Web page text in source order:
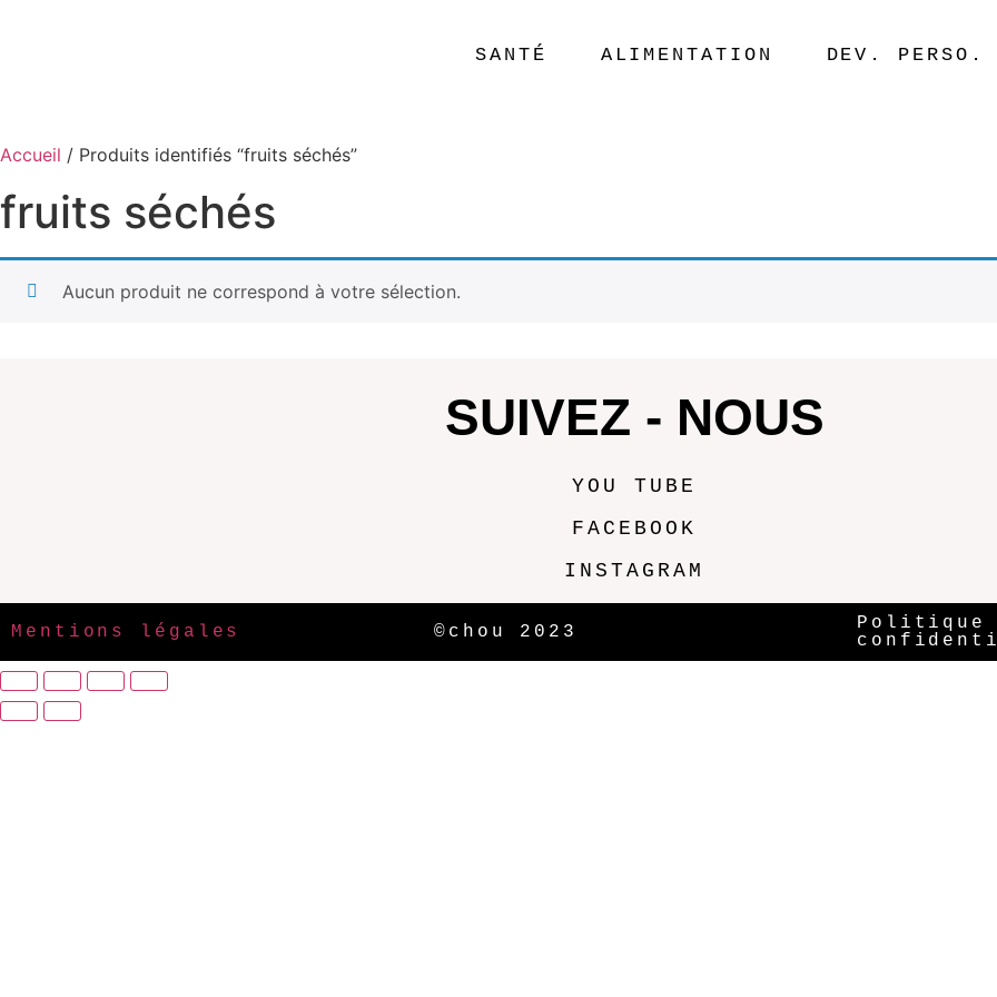
SANTÉ ALIMENTATION DEV. PERSO.
Accueil / Produits identifiés “fruits séchés”
fruits séchés
Aucun produit ne correspond à votre sélection.
SUIVEZ - NOUS
YOU TUBE
FACEBOOK
INSTAGRAM
Mentions légales ©chou 2023
Politique